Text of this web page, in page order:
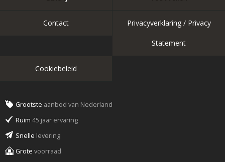
Contact Privacyverklaring / Privacy
Statement
Cookiebeleid
Grootste aanbod van Nederland
Ruim 45 jaar ervaring
Snelle levering
Grote voorraad